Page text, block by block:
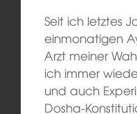
Seit ich letztes
einmonatigen
Arzt meiner
ich immer
und auch
Dosha-